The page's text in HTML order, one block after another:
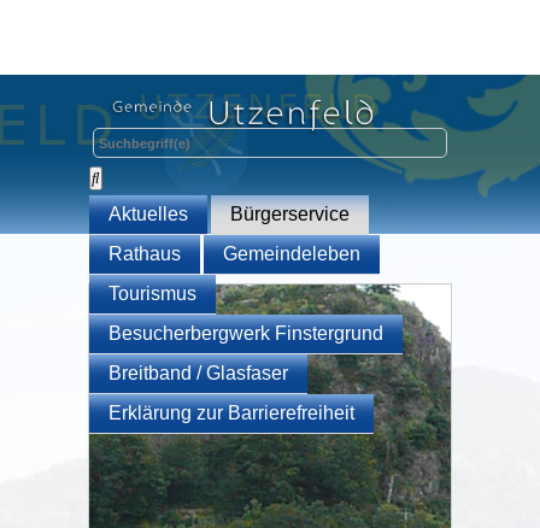
Aktuelles
Bürgerservice
Rathaus
Gemeindeleben
Tourismus
Besucherbergwerk Finstergrund
Breitband / Glasfaser
Erklärung zur Barrierefreiheit